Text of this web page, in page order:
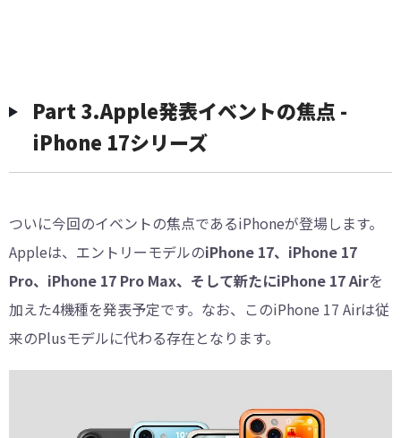
Part 3.Apple発表イベントの焦点 -
iPhone 17シリーズ
ついに今回のイベントの焦点であるiPhoneが登場します。
Appleは、エントリーモデルのiPhone 17、iPhone 17
Pro、iPhone 17 Pro Max、そして新たにiPhone 17 Airを
加えた4機種を発表予定です。なお、このiPhone 17 Airは従
来のPlusモデルに代わる存在となります。